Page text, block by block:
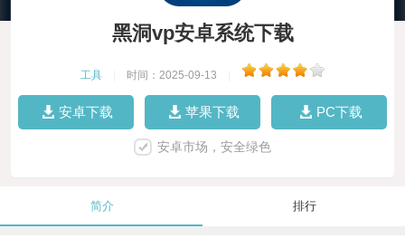
黑洞vp安卓系统下载
工具 时间：2025-09-13
安卓下载 苹果下载 PC下载
安卓市场，安全绿色
简介 排行